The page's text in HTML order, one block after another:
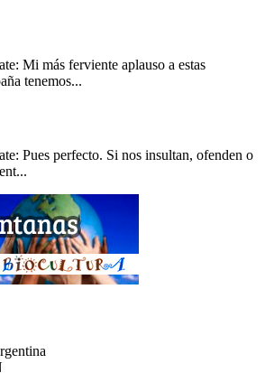
Mi más ferviente aplauso a estas
tenemos...
Pues perfecto. Si nos insultan, ofenden o